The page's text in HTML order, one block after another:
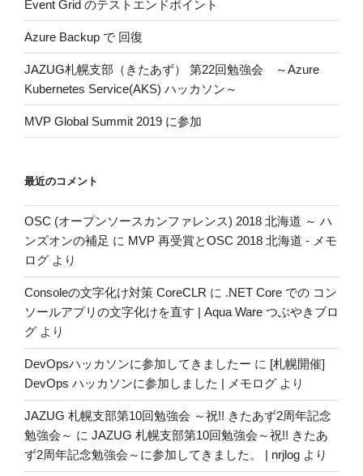
Event Grid のテストエンドポイント
Azure Backup で 回復
JAZUG札幌支部（きたあず） 第22回勉強会 ～Azure
Kubernetes Service(AKS) ハッカソン～
MVP Global Summit 2019 に参加
最近のコメント
OSC (オープンソースカンファレンス) 2018 北海道 ～ ハ
ンズオンの補足 に MVP 再受賞とOSC 2018 北海道 - メモ
ログ より
Consoleの文字化け対策 CoreCLR に .NET Core での コン
ソールアプリの文字化けを直す | Aqua Ware つぶやきブロ
グ より
DevOpsハッカソンに参加してきましたー に [札幌開催]
DevOps ハッカソンに参加しました | メモログ より
JAZUG 札幌支部第10回勉強会 ～祝!! きたあず2周年記念
勉強会～ に JAZUG 札幌支部第10回勉強会～祝!! きたあ
ず2周年記念勉強会～に参加してきました。 | nrjlog より